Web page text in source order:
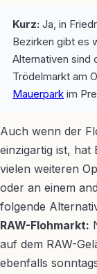
Kurz: Ja, in
Bezirken gibt es
Alternativen sind
Trödelmarkt am
Mauerpark im
Auch wenn der
einzigartig ist,
vielen weiteren
oder an einem
folgende
RAW-Flohmarkt:
auf dem RAW-
ebenfalls